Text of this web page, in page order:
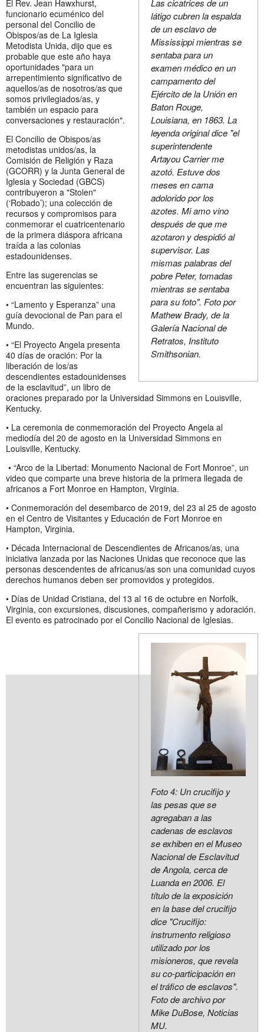
Las cicatrices de un
látigo cubren la espalda
de un esclavo de
Mississippi mientras se
sentaba para un
examen médico en un
campamento del
Ejército de la Unión en
Baton Rouge,
Louisiana, en 1863. La
leyenda original dice "el
superintendente
Artayou Carrier me
azotó. Estuve dos
meses en cama
adolorido por los
azotes. Mi amo vino
después de que me
azotaron y despidió al
supervisor. Las
mismas palabras del
pobre Peter, tomadas
mientras se sentaba
para su foto". Foto por
Mathew Brady, de la
Galería Nacional de
Retratos, Instituto
Smithsonian.
El Rev. Jean Hawxhurst,
funcionario ecuménico del
personal del Concilio de
Obispos/as de La Iglesia
Metodista Unida, dijo que es
probable que este año haya
oportunidades "para un
arrepentimiento significativo de
aquellos/as de nosotros/as que
somos privilegiados/as, y
también un espacio para
conversaciones y restauración".
El Concilio de Obispos/as
metodistas unidos/as, la
Comisión de Religión y Raza
(GCORR) y la Junta General de
Iglesia y Sociedad (GBCS)
contribuyeron a "Stolen"
(‘Robado’); una colección de
recursos y compromisos para
conmemorar el cuatricentenario
de la primera diáspora africana
traída a las colonias
estadounidenses.
Entre las sugerencias se
encuentran las siguientes:
• “Lamento y Esperanza” una
guía devocional de Pan para el
Mundo.
• “El Proyecto Angela presenta
40 días de oración: Por la
liberación de los/as
descendientes estadounidenses
de la esclavitud”, un libro de
oraciones preparado por la Universidad Simmons en Louisville,
Kentucky.
• La ceremonia de conmemoración del Proyecto Angela al
mediodía del 20 de agosto en la Universidad Simmons en
Louisville, Kentucky.
• “Arco de la Libertad: Monumento Nacional de Fort Monroe”, un
video que comparte una breve historia de la primera llegada de
africanos a Fort Monroe en Hampton, Virginia.
• Conmemoración del desembarco de 2019, del 23 al 25 de agosto
en el Centro de Visitantes y Educación de Fort Monroe en
Hampton, Virginia.
• Década Internacional de Descendientes de Africanos/as, una
iniciativa lanzada por las Naciones Unidas que reconoce que las
personas descendentes de africanus/as son una comunidad cuyos
derechos humanos deben ser promovidos y protegidos.
• Días de Unidad Cristiana, del 13 al 16 de octubre en Norfolk,
Virginia, con excursiones, discusiones, compañerismo y adoración.
El evento es patrocinado por el Concilio Nacional de Iglesias.
Foto 4: Un crucifijo y
las pesas que se
agregaban a las
cadenas de esclavos
se exhiben en el Museo
Nacional de Esclavitud
de Angola, cerca de
Luanda en 2006. El
título de la exposición
en la base del crucifijo
dice "Crucifijo:
instrumento religioso
utilizado por los
misioneros, que revela
su co-participación en
el tráfico de esclavos".
Foto de archivo por
Mike DuBose, Noticias
MU.